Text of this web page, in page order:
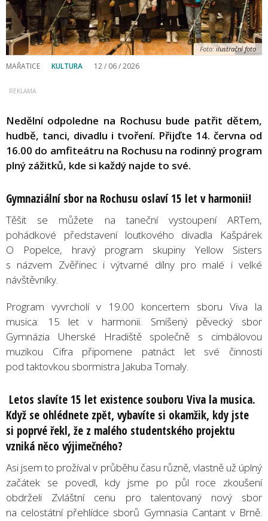
Foto:ilustrační foto
MAŘATICE KULTURA 12 / 06 / 2026
Nedělní odpoledne na Rochusu bude patřit dětem,
hudbě, tanci, divadlu i tvoření. Přijďte 14. června od
16.00 do amfiteátru na Rochusu na rodinný program
plný zážitků, kde si každý najde to své.
Gymnaziální sbor na Rochusu oslaví 15 let v harmonii!
Těšit se můžete na taneční vystoupení ARTem,
pohádkové představení loutkového divadla Kašpárek
O Popelce, hravý program skupiny Yellow Sisters
s názvem Zvěřinec i výtvarné dílny pro malé i velké
návštěvníky.
Program vyvrcholí v 19.00 koncertem sboru Viva la
musica: 15 let v harmonii. Smíšený pěvecký sbor
Gymnázia Uherské Hradiště společně s cimbálovou
muzikou Cifra připomene patnáct let své činnosti
pod taktovkou sbormistra Jakuba Tomaly.
Letos slavíte 15 let existence souboru Viva la musica.
Když se ohlédnete zpět, vybavíte si okamžik, kdy jste
si poprvé řekl, že z malého studentského projektu
vzniká něco výjimečného?
Asi jsem to prožíval v průběhu času různě, vlastně už úplný
začátek se povedl, kdy jsme po půl roce zkoušení
obdrželi Zvláštní cenu pro talentovaný nový sbor
na celostátní přehlídce sborů Gymnasia Cantant v Brně.